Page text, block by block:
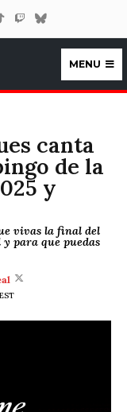
MENU
canta
de la
y
vivas la final del
para que puedas